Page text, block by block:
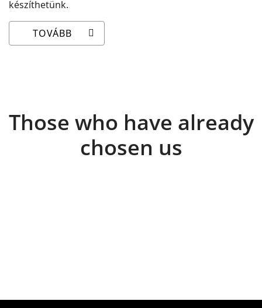
készíthetünk.
TOVÁBB
Those who have already
chosen us